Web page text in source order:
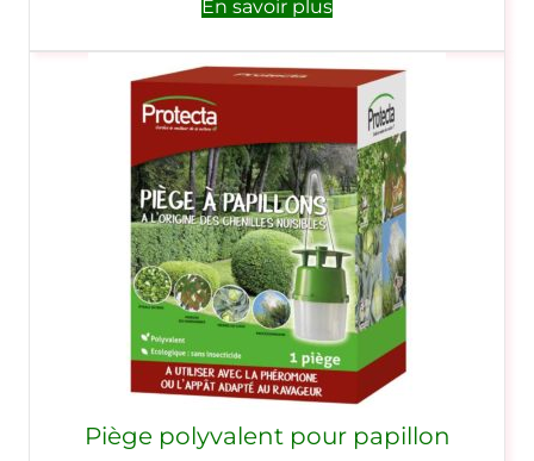
En savoir plus
Piège polyvalent pour papillon